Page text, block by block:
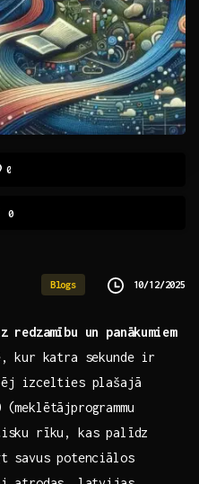
0
0
Blogs 10/12/2025
un panākumiem
kur ⁤katra sekunde ir​
izcelties plašajā
‌rīku, kas palīdz
savus ‌potenciālos